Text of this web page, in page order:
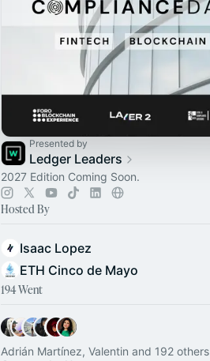
Presented by
Ledger Leaders
2027 Edition Coming Soon.
Hosted By
Isaac Lopez
ETH Cinco de Mayo
194 Went
Adrián Martínez, Valentin and 192 others